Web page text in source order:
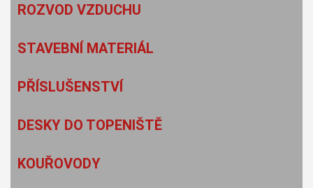
ROZVOD VZDUCHU
STAVEBNÍ MATERIÁL
PŘÍSLUŠENSTVÍ
DESKY DO TOPENIŠTĚ
KOUŘOVODY